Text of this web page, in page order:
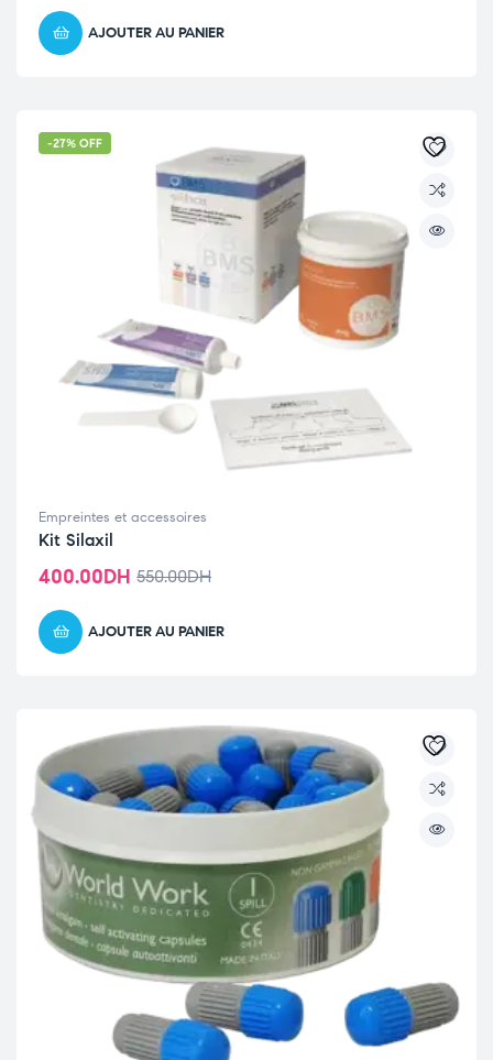
AJOUTER AU PANIER
-27% OFF
Empreintes et accessoires
Kit Silaxil
550.00DH
400.00DH
AJOUTER AU PANIER